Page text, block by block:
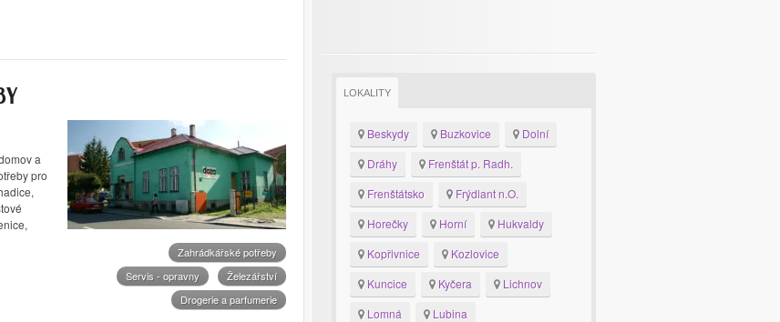
Zahrádkářské potřeby
Servis - opravny
Železářství
Drogerie a parfumerie
a
pro
LOKALITY
Beskydy Buzkovice
Dolní
Dráhy
Frenštát p. Radh.
Frenštátsko
Frýdlant n.O.
Horečky
Horní
Hukvaldy
Kopřivnice
Kozlovice
Kuncice
Kyčera
Lichnov
Lomná
Lubina